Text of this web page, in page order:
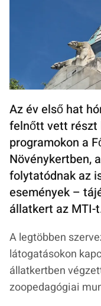
Az év első hat
felnőtt vett részt
programokon a
Növénykertben,
folytatódnak az
események –
állatkert az MTI-
A legtöbben
látogatásokon
állatkertben
zoopedagógiai